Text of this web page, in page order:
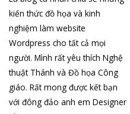
kiến thức đồ họa và kinh
nghiệm làm website
Wordpress cho tất cả mọi
người. Mình rất yêu thích Nghệ
thuật Thánh và Đồ họa Công
giáo. Rất mong được kết bạn
với đông đảo anh em Designer